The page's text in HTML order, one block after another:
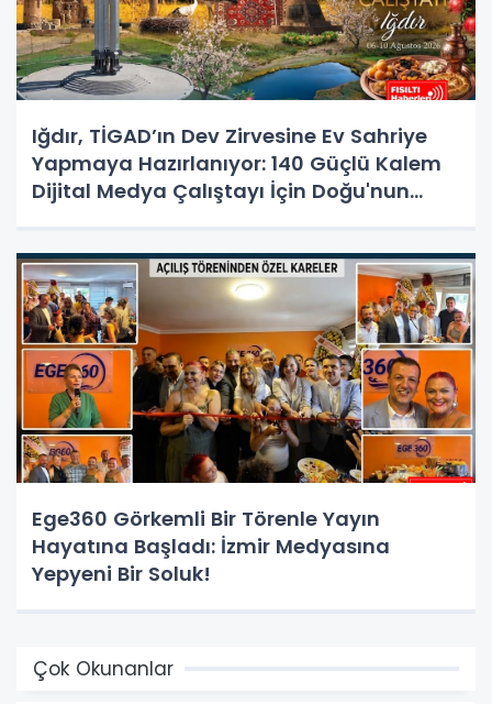
Iğdır, TİGAD’ın Dev Zirvesine Ev Sahriye
Yapmaya Hazırlanıyor: 140 Güçlü Kalem
Dijital Medya Çalıştayı İçin Doğu'nun
Ege360 Görkemli Bir Törenle Yayın
Hayatına Başladı: İzmir Medyasına
Yepyeni Bir Soluk!
Çok Okunanlar